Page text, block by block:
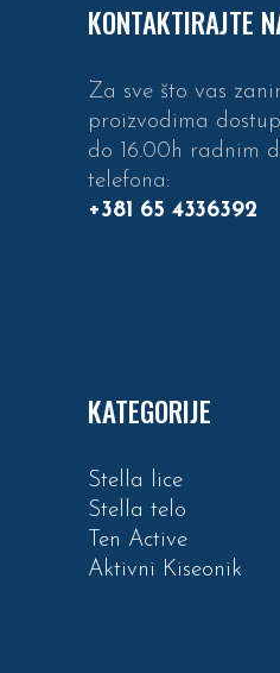
KONTAKTIRAJTE
Za sve što vas
proizvodima
do 16.00h radnim
telefona:
+381 65 4336392
KATEGORIJE
Stella lice
Stella telo
Ten Active
Aktivni Kiseonik